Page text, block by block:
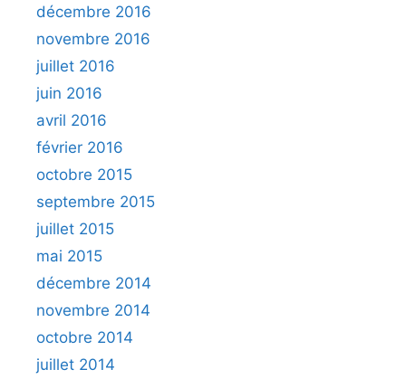
décembre 2016
novembre 2016
juillet 2016
juin 2016
avril 2016
février 2016
octobre 2015
septembre 2015
juillet 2015
mai 2015
décembre 2014
novembre 2014
octobre 2014
juillet 2014